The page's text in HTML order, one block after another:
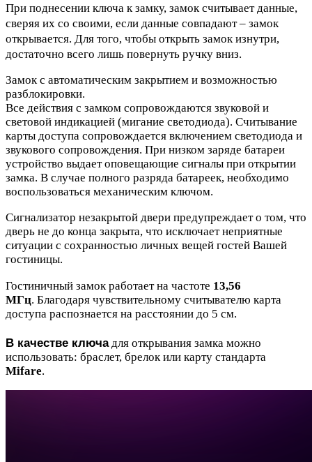
При поднесении ключа к замку, замок считывает данные,
сверяя их со своими, если данные совпадают – замок
открывается. Для того, чтобы открыть замок изнутри,
достаточно всего лишь повернуть ручку вниз.
Замок с автоматическим закрытием и возможностью
разблокировки.
Все действия с замком сопровождаются звуковой и
световой индикацией (мигание светодиода). Считывание
карты доступа сопровождается включением светодиода и
звукового сопровождения. При низком заряде батареи
устройство выдает оповещающие сигналы при открытии
замка. В случае полного разряда батареек, необходимо
воспользоваться механическим ключом.
Сигнализатор незакрытой двери предупреждает о том, что
дверь не до конца закрыта, что исключает неприятные
ситуации с сохранностью личных вещей гостей Вашей
гостиницы.
Гостиничный замок работает на частоте 13,56
МГц. Благодаря чувствительному считывателю карта
доступа распознается на расстоянии до 5 см.
В качестве ключадля открывания замка можно
использовать: браслет, брелок или карту стандарта
Mifare.